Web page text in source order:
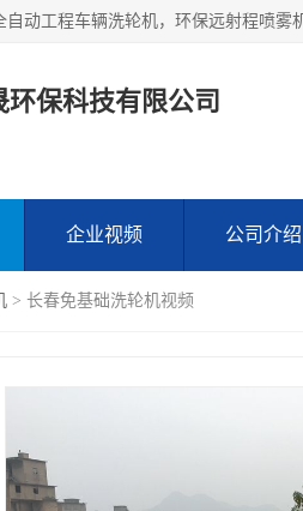
环保科技有限公司
企业视频 公司介绍
> 长春免基础洗轮机视频